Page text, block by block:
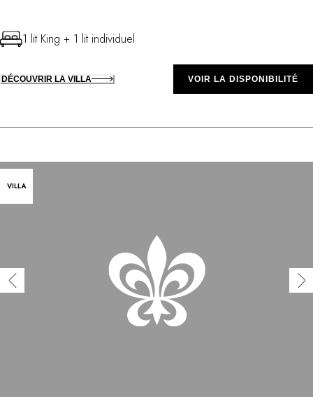
1 lit King + 1 lit individuel
DÉCOUVRIR LA VILLA VOIR LA DISPONIBILITÉ
VILLA